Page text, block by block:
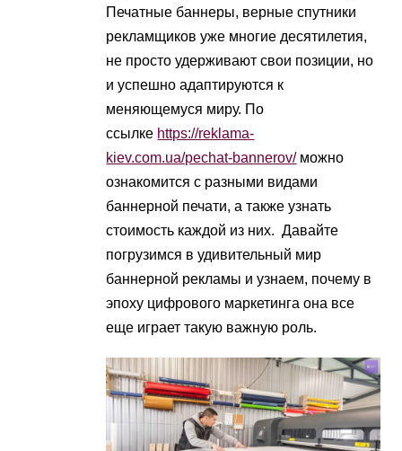
Печатные баннеры, верные спутники
рекламщиков уже многие десятилетия,
не просто удерживают свои позиции, но
и успешно адаптируются к
меняющемуся миру. По
ссылке https://reklama-
kiev.com.ua/pechat-bannerov/можно
ознакомится с разными видами
баннерной печати, а также узнать
стоимость каждой из них. Давайте
погрузимся в удивительный мир
баннерной рекламы и узнаем, почему в
эпоху цифрового маркетинга она все
еще играет такую важную роль.